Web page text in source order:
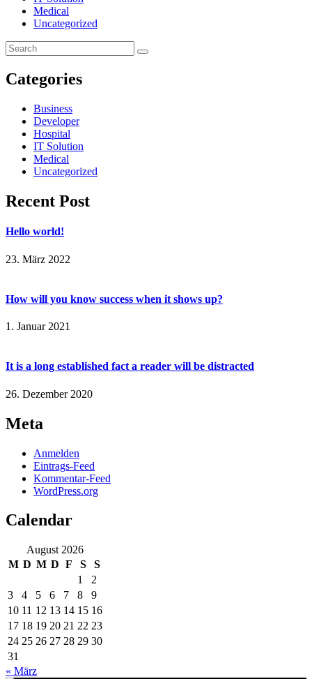
Medical
Uncategorized
Categories
Business
Developer
Hospital
IT Solution
Medical
Uncategorized
Recent Post
Hello world!
23. März 2022
How will you know success when it shows up?
1. Januar 2021
It is a long established fact a reader will be distracted
26. Dezember 2020
Meta
Anmelden
Eintrags-Feed
Kommentar-Feed
WordPress.org
Calendar
August 2026
M D M D F S
S
1
2
3
4 5 6 7 8
9
10 11 12 13 14 15 16
17 18 19 20 21 22 23
24 25 26 27 28 29 30
31
« März